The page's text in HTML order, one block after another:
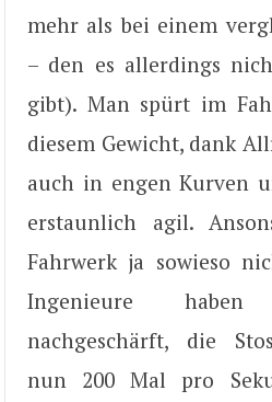
mehr als bei einem
– den es allerdings
gibt). Man spürt im
diesem Gewicht, dank
auch in engen Kurven
erstaunlich agil.
Fahrwerk ja sowieso
Ingenieure
nachgeschärft, die
nun 200 Mal pro